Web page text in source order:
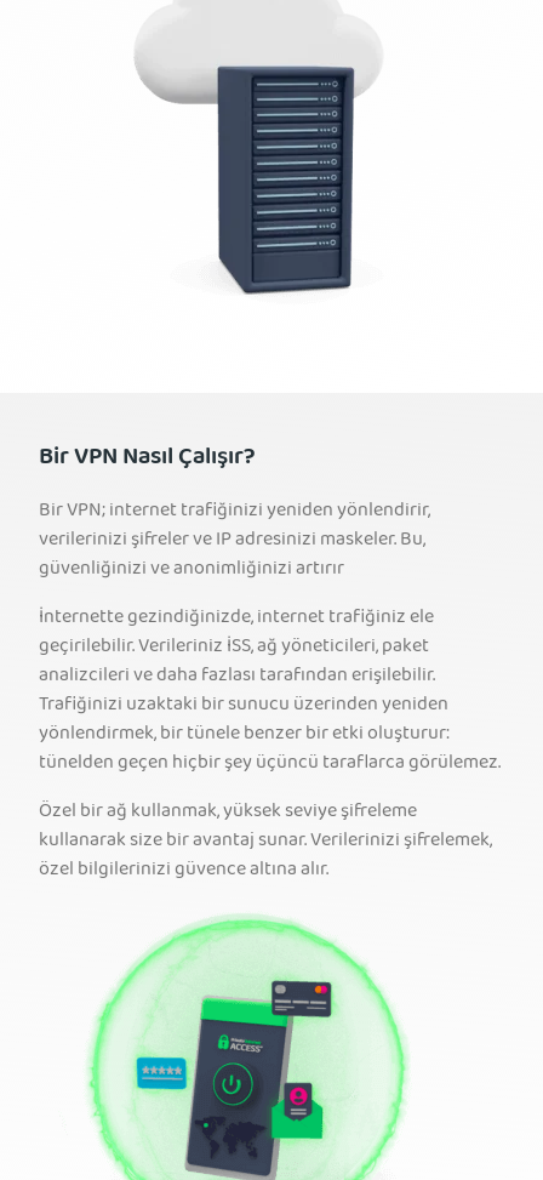
Bir VPN Nasıl Çalışır?
Bir VPN; internet trafiğinizi yeniden yönlendirir,
verilerinizi şifreler ve IP adresinizi maskeler. Bu,
güvenliğinizi ve anonimliğinizi artırır
İnternette gezindiğinizde, internet trafiğiniz ele
geçirilebilir. Verileriniz İSS, ağ yöneticileri, paket
analizcileri ve daha fazlası tarafından erişilebilir.
Trafiğinizi uzaktaki bir sunucu üzerinden yeniden
yönlendirmek, bir tünele benzer bir etki oluşturur:
tünelden geçen hiçbir şey üçüncü taraflarca görülemez.
Özel bir ağ kullanmak, yüksek seviye şifreleme
kullanarak size bir avantaj sunar. Verilerinizi şifrelemek,
özel bilgilerinizi güvence altına alır.